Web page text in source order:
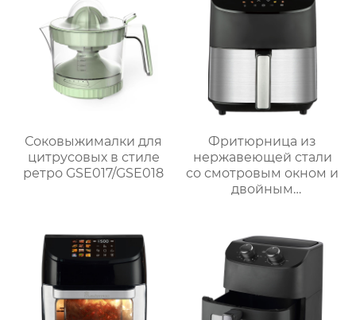
Соковыжималки для
цитрусовых в стиле
ретро GSE017/GSE018
Фритюрница из
нержавеющей стали
со смотровым окном и
двойным